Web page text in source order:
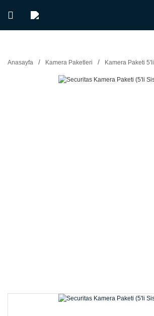
Anasayfa Kamera Paketleri Kamera Paketi 5'li